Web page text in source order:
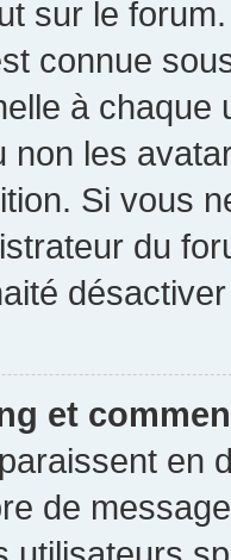
sur le
connue
à chaque
non les
Si vous
du
et
en
de